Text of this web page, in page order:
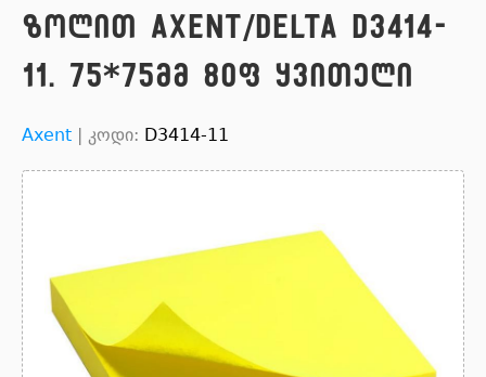
ზოლით AXENT/DELTA D3414-
11. 75*75მმ 80ფ ყვითელი
Axent | კოდი: D3414-11